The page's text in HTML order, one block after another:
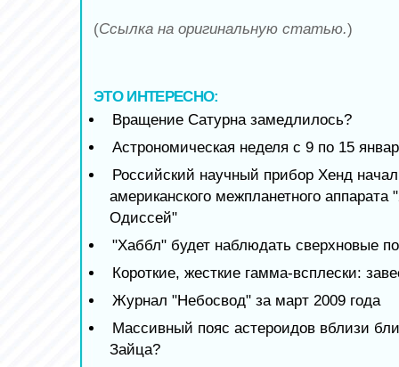
(Ссылка на оригинальную статью.)
ЭТО ИНТЕРЕСНО:
Вращение Сатурна замедлилось?
Астрономическая неделя с 9 по 15
Российский научный прибор Хенд
американского межпланетного аппарата
Одиссей"
"Хаббл" будет наблюдать сверхновые
Короткие, жесткие гамма-всплески:
Журнал "Небосвод" за март 2009 года
Массивный пояс астероидов вблизи
Зайца?